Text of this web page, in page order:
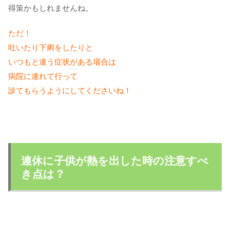
得策かもしれませんね。
ただ！
吐いたり下痢をしたりと
いつもと違う症状がある場合は
病院に連れて行って
診てもらうようにしてくださいね！
連休に子供が熱を出した時の注意すべ
き点は？